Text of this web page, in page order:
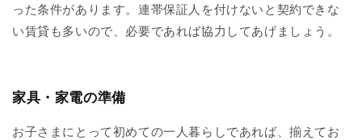
った条件があります。連帯保証人を付けないと契約できな
い賃貸も多いので、必要であれば協力してあげましょう。
家具・家電の準備
お子さまにとって初めての一人暮らしであれば、揃えてお